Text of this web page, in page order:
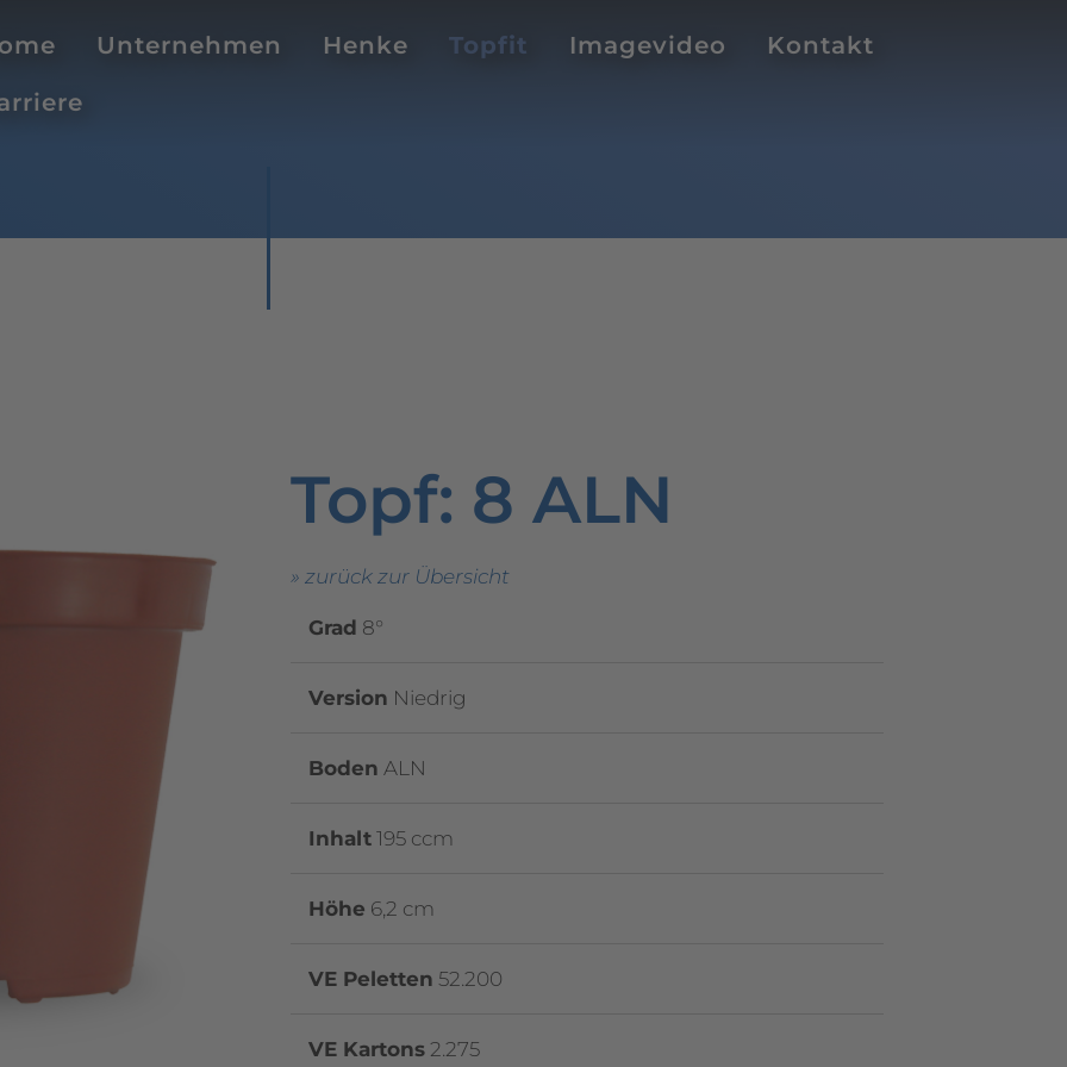
Unternehmen Henke Topfit Imagevideo
Kontakt
Topf: 8 ALN
» zurück zur Übersicht
Grad 8°
Version Niedrig
Boden ALN
Inhalt 195 ccm
Höhe 6,2 cm
VE Peletten 52.200
VE Kartons 2.275